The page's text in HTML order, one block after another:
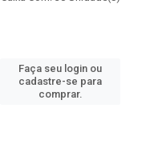
Faça seu login ou
cadastre-se para
comprar.